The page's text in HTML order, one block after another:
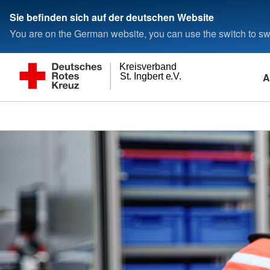
Sie befinden sich auf der deutschen Website
You are on the German website, you can use the switch to
St. Ingbert e.V.
Kreisverband